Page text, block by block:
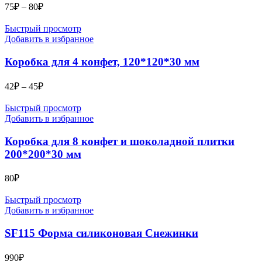
75₽ – 80₽Диапазон
75₽
–
Быстрый просмотр
Добавить в избранное
Коробка для 4 конфет, 120*120*30 мм
42₽ – 45₽Диапазон
42₽
–
Быстрый просмотр
Добавить в избранное
Коробка для 8 конфет и шоколадной плитки
200*200*30 мм
80₽
Быстрый просмотр
Добавить в избранное
SF115 Форма силиконовая Снежинки
990₽